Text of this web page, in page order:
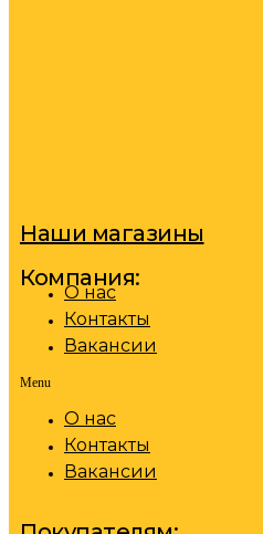
Наши магазины
Компания:
О нас
Контакты
Вакансии
Menu
О нас
Контакты
Вакансии